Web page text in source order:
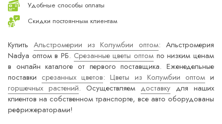
Удобные способы оплаты
Скидки постоянным клиентам
Купить Альстромерии из Колумбии оптом: Альстромерия
Nadya оптом в РБ. Срезанные цветы оптом по низким ценам
в онлайн каталоге от первого поставщика. Еженедельные
поставкисрезанных цветов:Цветы из Колумбии оптоми
горшечных растений. Осуществляем доставку для наших
клиентов на собственном транспорте, все авто оборудованы
рефрижераторами!